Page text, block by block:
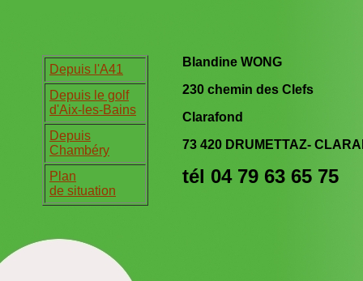
Depuis l'A41
Depuis le golf
d'Aix-les-Bains
Depuis
Chambéry
Plan
de situation
Blandine WONG
230 chemin des Clefs
Clarafond
73 420 DRUMETTAZ-
tél 04 79 63 65 75